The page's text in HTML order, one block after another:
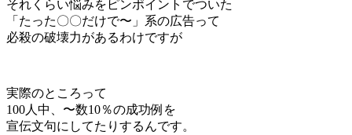
それくらい悩みをピンポイントでついた
「たった〇〇だけで〜」系の広告って
必殺の破壊力があるわけですが
実際のところって
100人中、〜数10％の成功例を
宣伝文句にしてたりするんです。